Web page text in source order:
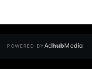
POWERED BYAdhubMedia